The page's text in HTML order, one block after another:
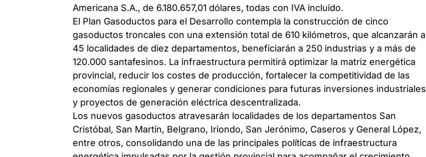
Americana S.A., de 6.180.657,01 dólares, todas con IVA incluido.
El Plan Gasoductos para el Desarrollo contempla la construcción de cinco
gasoductos troncales con una extensión total de 610 kilómetros, que alcanzarán a
45 localidades de diez departamentos, beneficiarán a 250 industrias y a más de
120.000 santafesinos. La infraestructura permitirá optimizar la matriz energética
provincial, reducir los costes de producción, fortalecer la competitividad de las
economías regionales y generar condiciones para futuras inversiones industriales
y proyectos de generación eléctrica descentralizada.
Los nuevos gasoductos atravesarán localidades de los departamentos San
Cristóbal, San Martín, Belgrano, Iriondo, San Jerónimo, Caseros y General López,
entre otros, consolidando una de las principales políticas de infraestructura